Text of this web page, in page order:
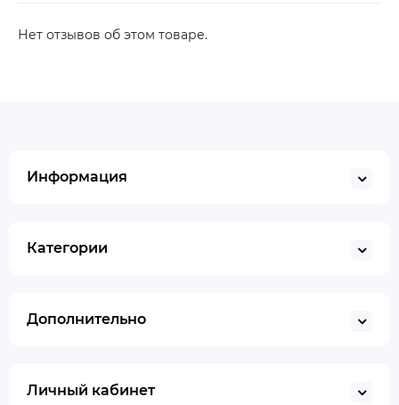
Нет отзывов об этом товаре.
Информация
Категории
Дополнительно
Личный кабинет